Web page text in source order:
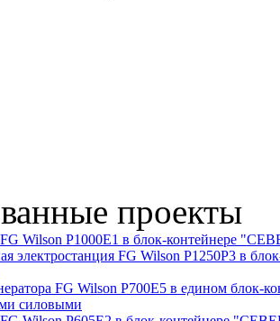
проекты
FG Wilson P1000E1 в блок-контейнере
электростанция FG Wilson P1250Р3 в
FG Wilson P700E5 в едином
силовыми